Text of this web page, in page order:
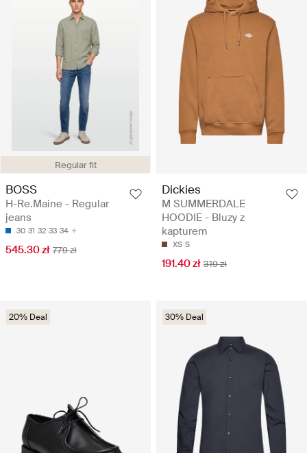
Regular fit
BOSS
H-Re.Maine - Regular
jeans
30 31 32 33 34
545.30 zł 779 zł
Dickies
M SUMMERDALE
HOODIE - Bluzy z
kapturem
XS S
191.40 zł 319 zł
20% Deal 30% Deal